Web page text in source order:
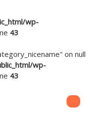
wp-
43
on null
wp-
43